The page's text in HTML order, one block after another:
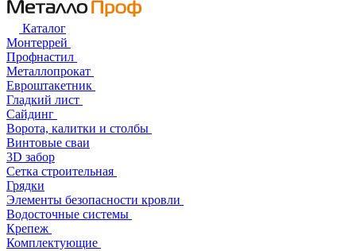
Каталог
Монтеррей
Профнастил
Металлопрокат
Евроштакетник
Гладкий лист
Сайдинг
Ворота, калитки и столбы
Винтовые сваи
3D забор
Сетка строительная
Грядки
Элементы безопасности кровли
Водосточные системы
Крепеж
Комплектующие